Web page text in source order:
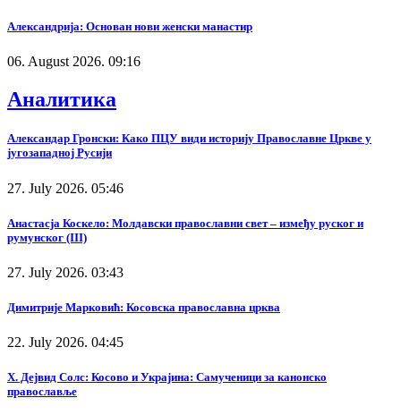
Александрија: Основан нови женски манастир
06. August 2026. 09:16
Аналитика
Александар Гронски: Како ПЦУ види историју Православне Цркве у
југозападној Русији
27. July 2026. 05:46
Анастасја Коскело: Молдавски православни свет – између руског и
румунског (III)
27. July 2026. 03:43
Димитрије Марковић: Косовска православна црква
22. July 2026. 04:45
Х. Дејвид Солс: Косово и Украјина: Самученици за канонско
православље